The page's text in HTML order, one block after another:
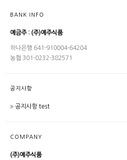
BANK INFO
예금주 : (주)예주식품
하나은행 641-910004-64204
농협 301-0232-382571
공지사항
공지사항 test
COMPANY
(주)예주식품